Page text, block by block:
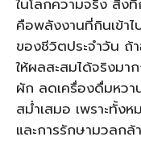
คือพลังงานที่กินเข้า
ของชีวิตประจำวัน ถ้
ให้ผลสะสมได้จริงมา
ผัก ลดเครื่องดื่มหวา
สม่ำเสมอ เพราะทั้ง
และการรักษามวลกล้